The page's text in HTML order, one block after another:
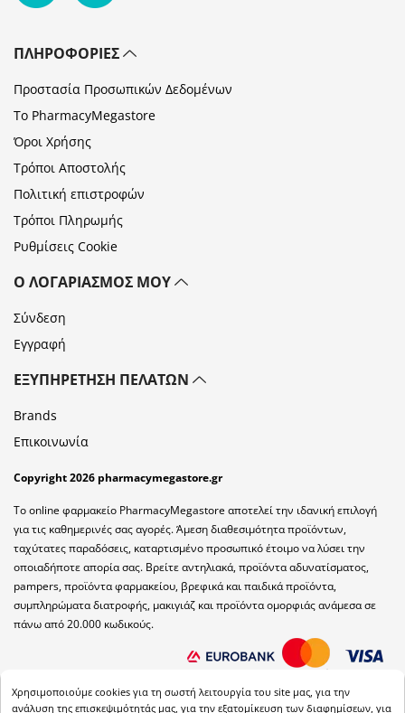
ΠΛΗΡΟΦΟΡΊΕΣ
Προστασία Προσωπικών Δεδομένων
Το PharmacyMegastore
Όροι Χρήσης
Τρόποι Αποστολής
Πολιτική επιστροφών
Τρόποι Πληρωμής
Ρυθμίσεις Cookie
Ο ΛΟΓΑΡΙΑΣΜΌΣ ΜΟΥ
Σύνδεση
Εγγραφή
ΕΞΥΠΗΡΈΤΗΣΗ ΠΕΛΑΤΏΝ
Brands
Επικοινωνία
Copyright 2026 pharmacymegastore.gr
Το online φαρμακείο PharmacyMegastore αποτελεί την ιδανική επιλογή
για τις καθημερινές σας αγορές. Άμεση διαθεσιμότητα προϊόντων,
ταχύτατες παραδόσεις, καταρτισμένο προσωπικό έτοιμο να λύσει την
οποιαδήποτε απορία σας. Βρείτε αντηλιακά, προϊόντα αδυνατίσματος,
pampers, προϊόντα φαρμακείου, βρεφικά και παιδικά προϊόντα,
συμπληρώματα διατροφής, μακιγιάζ και προϊόντα ομορφιάς ανάμεσα σε
πάνω από 20.000 κωδικούς.
Χρησιμοποιούμε cookies για τη σωστή λειτουργία του site μας, για την
ανάλυση της επισκεψιμότητάς μας, για την εξατομίκευση των διαφημίσεων, για